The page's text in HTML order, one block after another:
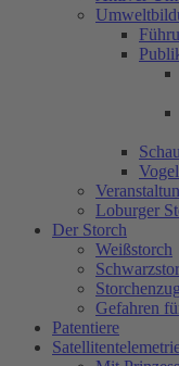
Loburger
Der Storch
Weißstorch
Storchenzug
Gefahren
Patentiere